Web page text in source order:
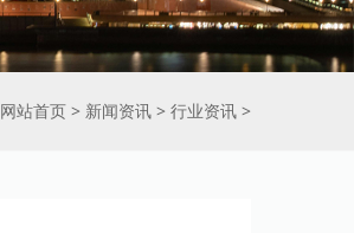
网站首页 > 新闻资讯 > 行业资讯 >